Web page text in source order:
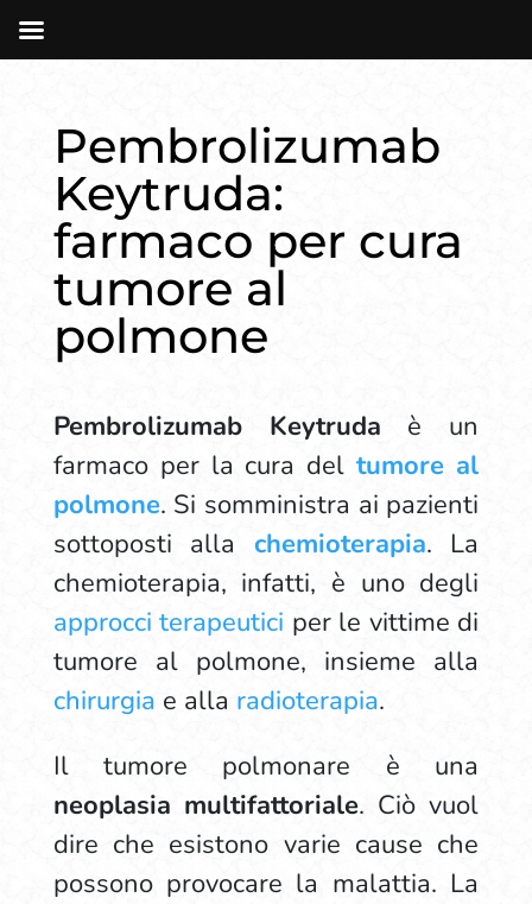
Pembrolizumab
Keytruda:
farmaco per cura
tumore al
polmone
Pembrolizumab Keytruda è un
farmaco per la cura deltumore al
polmone. Si somministra ai pazienti
sottoposti alla chemioterapia. La
chemioterapia, infatti, è uno degli
approcci terapeutici per le vittime di
tumore al polmone, insieme alla
chirurgia e alla radioterapia.
Il tumore polmonare è una
neoplasia multifattoriale. Ciò vuol
dire che esistono varie cause che
possono provocare la malattia. La